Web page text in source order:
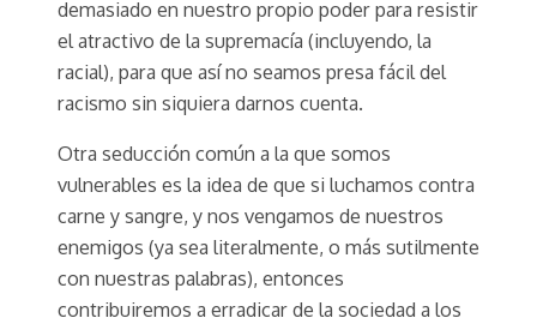
demasiado en nuestro propio poder para resistir
el atractivo de la supremacía (incluyendo, la
racial), para que así no seamos presa fácil del
racismo sin siquiera darnos cuenta.
Otra seducción común a la que somos
vulnerables es la idea de que si luchamos contra
carne y sangre, y nos vengamos de nuestros
enemigos (ya sea literalmente, o más sutilmente
con nuestras palabras), entonces
contribuiremos a erradicar de la sociedad a los